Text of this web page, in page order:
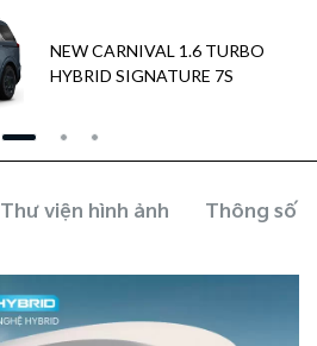
NEW CARNIVAL 1.6 TURBO
HYBRID SIGNATURE 7S
Thư viện hình ảnh Thông số